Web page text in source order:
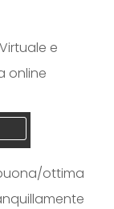
e
online
ottima